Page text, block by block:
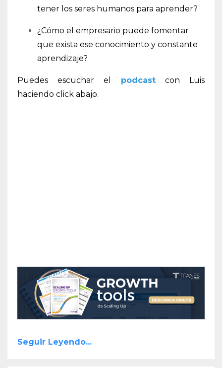
tener los seres humanos para aprender?
¿Cómo el empresario puede fomentar
que exista ese conocimiento y constante
aprendizaje?
Puedes escuchar el podcast
con Luis
haciendo click abajo.
Seguir Leyendo...